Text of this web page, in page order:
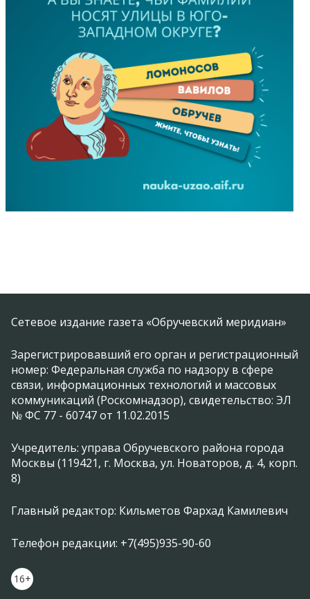
Сетевое издание газета «Обручевский меридиан»
Зарегистрировавший его орган и регистрационный
номер: Федеральная служба по надзору в сфере
связи, информационных технологий и массовых
коммуникаций (Роскомнадзор), свидетельство: ЭЛ
№ ФС 77 - 60747 от 11.02.2015
Учредитель: управа Обручевского района города
Москвы (119421, г. Москва, ул. Новаторов, д. 4, корп.
8)
Главный редактор: Кильметов Фархад Камилевич
Телефон редакции: +7(495)935-90-60
16+